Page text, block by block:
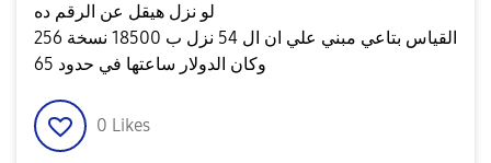
لو نزل هيقل عن الرقم ده
القياس بتاعي مبني علي ان ال 54 نزل ب 18500 نسخة 256
وكان الدولار ساعتها في حدود 65
0 Likes